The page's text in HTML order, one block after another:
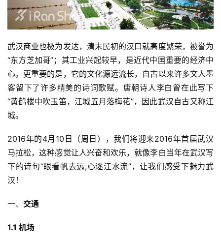
武汉商业也极为发达，清末民初的汉口就高度繁荣，被誉为
“东方芝加哥”；其工业兴起较早，是近代中国重要的经济中
心。更重要的是，它的文化源远流长，自古以来许多文人墨
客留下了许多精美的诗词歌赋。唐朝诗人李白曾在此写下
“黄鹤楼中吹玉笛，江城五月落梅花”，因此武汉自古又称江
城。
2016年的4月10日（周日），我们将迎来2016年首届武汉
马拉松，这种感觉让人兴奋和欢乐，就像李白当年在武汉写
下的诗句“眼看帆去远,心逐江水流”，让我们感受下魅力武
汉！
一、 交通
1.1 机场